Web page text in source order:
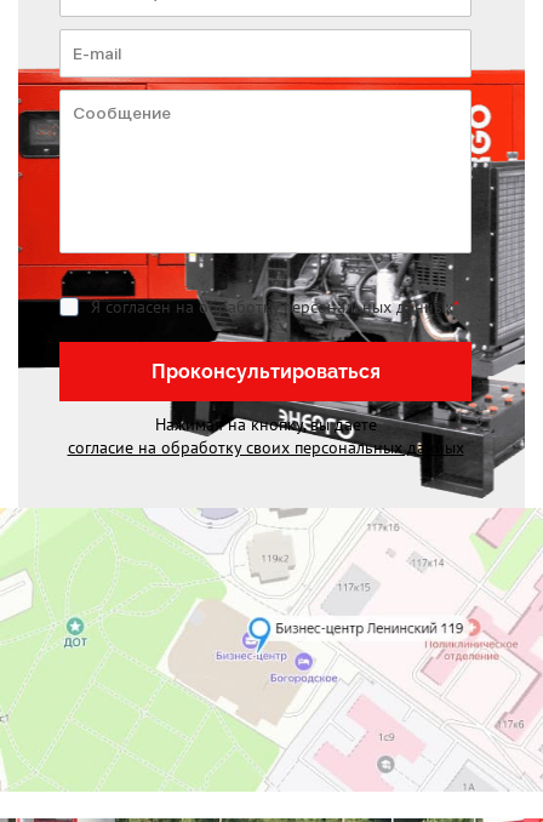
Я согласен на обработку персональных данных*
Проконсультироваться
Нажимая на кнопку, вы даете
согласие на обработку своих персональных данных